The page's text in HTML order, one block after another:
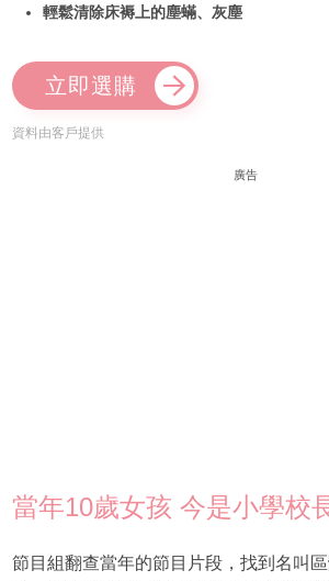
輕鬆清除床褥上的塵蟎、灰塵
立即選購
資料由客戶提供
廣告
當年10歲女孩 今是小學校
節目組翻查當年的節目片段，找到名叫